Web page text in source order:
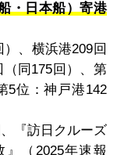
・日本船）寄港
、横浜港209回
（同175回）、第
5位：神戸港142
『訪日クルーズ
（2025年速報